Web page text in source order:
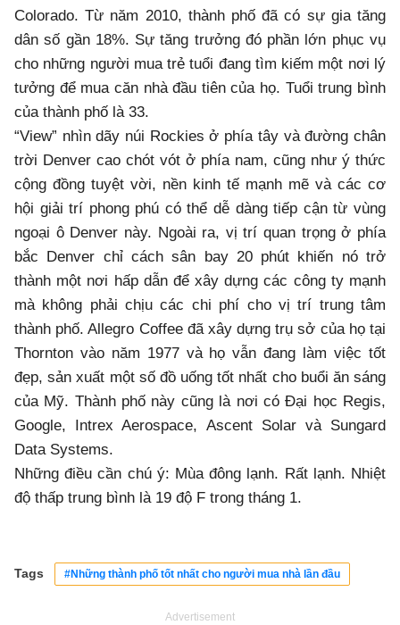
Colorado. Từ năm 2010, thành phố đã có sự gia tăng
dân số gần 18%. Sự tăng trưởng đó phần lớn phục vụ
cho những người mua trẻ tuổi đang tìm kiếm một nơi lý
tưởng để mua căn nhà đầu tiên của họ. Tuổi trung bình
của thành phố là 33.
“View” nhìn dãy núi Rockies ở phía tây và đường chân
trời Denver cao chót vót ở phía nam, cũng như ý thức
cộng đồng tuyệt vời, nền kinh tế mạnh mẽ và các cơ
hội giải trí phong phú có thể dễ dàng tiếp cận từ vùng
ngoại ô Denver này. Ngoài ra, vị trí quan trọng ở phía
bắc Denver chỉ cách sân bay 20 phút khiến nó trở
thành một nơi hấp dẫn để xây dựng các công ty mạnh
mà không phải chịu các chi phí cho vị trí trung tâm
thành phố. Allegro Coffee đã xây dựng trụ sở của họ tại
Thornton vào năm 1977 và họ vẫn đang làm việc tốt
đẹp, sản xuất một số đồ uống tốt nhất cho buổi ăn sáng
của Mỹ. Thành phố này cũng là nơi có Đại học Regis,
Google, Intrex Aerospace, Ascent Solar và Sungard
Data Systems.
Những điều cần chú ý: Mùa đông lạnh. Rất lạnh. Nhiệt
độ thấp trung bình là 19 độ F trong tháng 1.
Tags #Những thành phố tốt nhất cho người mua nhà lần đầu
Advertisement